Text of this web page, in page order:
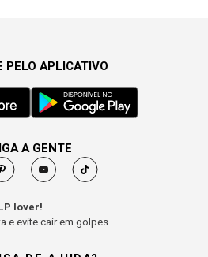
PELO APLICATIVO
A GENTE
lover!
e evite cair em golpes